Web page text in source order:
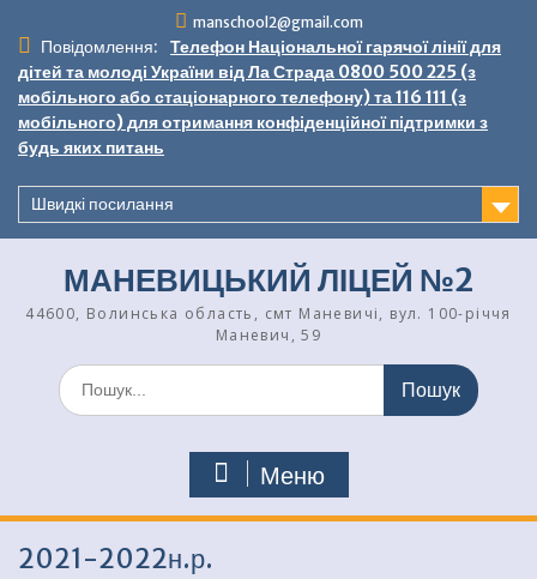
вмісту
manschool2@gmail.com
Повідомлення:
Телефон Національної гарячої лінії для
дітей та молоді України від Ла Страда 0800 500 225 (з
мобільного або стаціонарного телефону) та 116 111 (з
мобільного) для отримання конфіденційної підтримки з
будь яких питань
Швидкі посилання
МАНЕВИЦЬКИЙ ЛІЦЕЙ №2
44600, Волинська область, смт Маневичі, вул. 100-річчя
Маневич, 59
Шукати:
Меню
2021-2022н.р.